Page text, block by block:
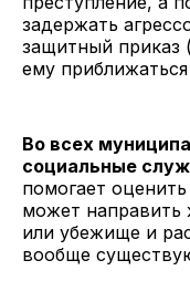
задержать
защитный приказ
ему
Во всех
социальные
помогает
может
или убежище и
вообще